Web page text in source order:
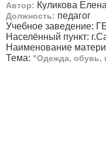
Автор: Куликова
Должность: педагог
Учебное заведение:
Населённый пункт:
Наименование
Тема: "Одежда, обувь,